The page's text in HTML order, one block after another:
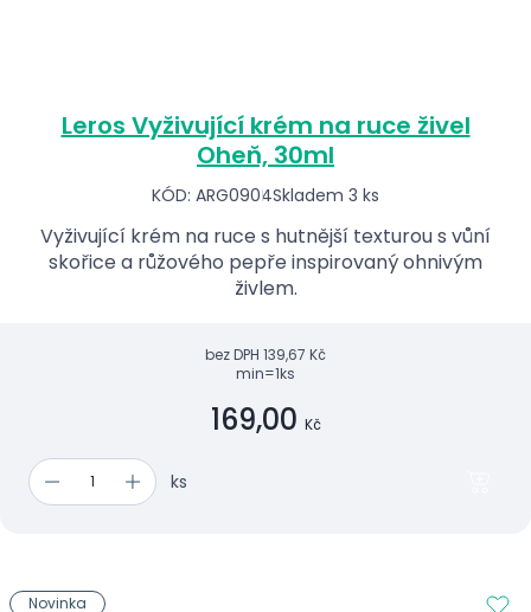
Leros Vyživující krém na ruce živel
Oheň, 30ml
KÓD: ARG0904Skladem 3 ks
Vyživující krém na ruce s hutnější texturou s vůní
skořice a růžového pepře inspirovaný ohnivým
živlem.
bez DPH 139,67 Kč
min=1ks
169,00 Kč
ks
Novinka